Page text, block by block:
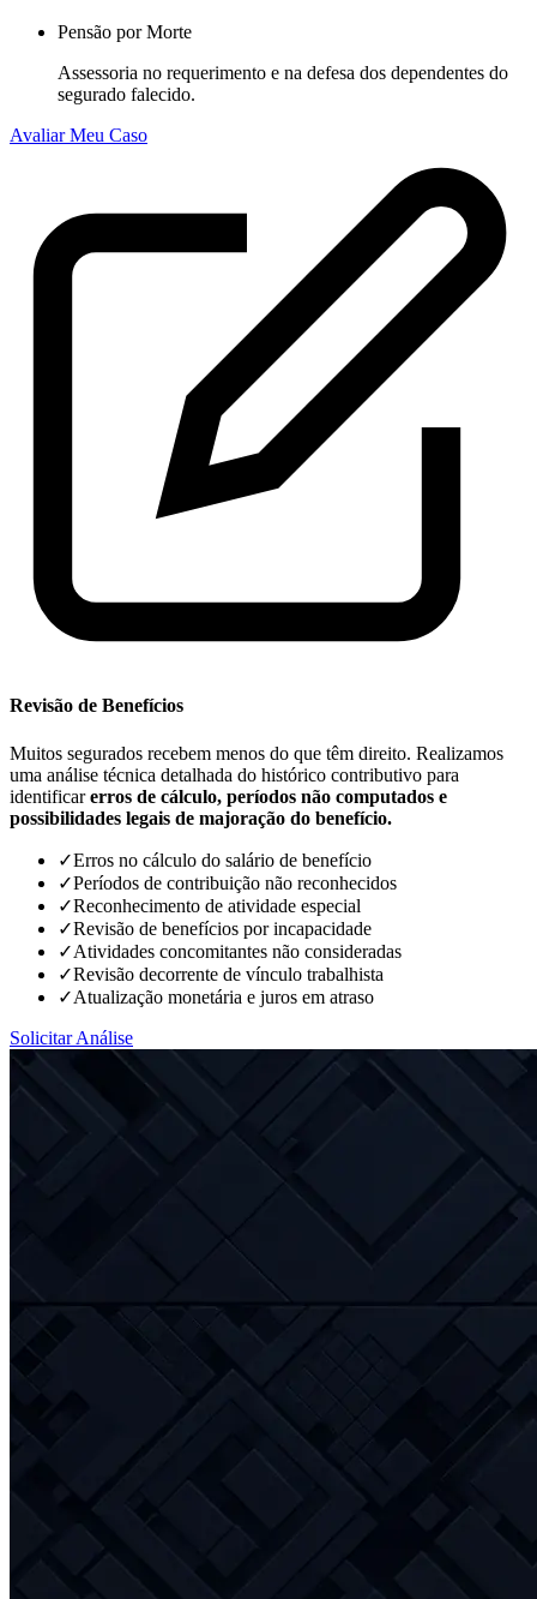
Pensão por Morte
Assessoria no requerimento e na defesa dos dependentes do
segurado falecido.
Avaliar Meu Caso
Revisão de Benefícios
Muitos segurados recebem menos do que têm direito. Realizamos
uma análise técnica detalhada do histórico contributivo para
identificarerros de cálculo, períodos não computados e
possibilidades legais de majoração do benefício.
✓Erros no cálculo do salário de benefício
✓Períodos de contribuição não reconhecidos
✓Reconhecimento de atividade especial
✓Revisão de benefícios por incapacidade
✓Atividades concomitantes não consideradas
✓Revisão decorrente de vínculo trabalhista
✓Atualização monetária e juros em atraso
Solicitar Análise